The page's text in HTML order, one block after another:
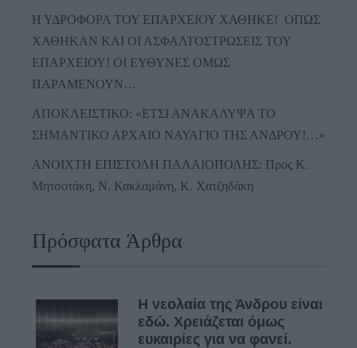
Η ΥΔΡΟΦΟΡΑ ΤΟΥ ΕΠΑΡΧΕΙΟΥ ΧΑΘΗΚΕ! ΟΠΩΣ
ΧΑΘΗΚΑΝ ΚΑΙ ΟΙ ΑΣΦΑΛΤΟΣΤΡΩΣΕΙΣ ΤΟΥ
ΕΠΑΡΧΕΙΟΥ! ΟΙ ΕΥΘΥΝΕΣ ΟΜΩΣ
ΠΑΡΑΜΕΝΟΥΝ…
ΑΠΟΚΛΕΙΣΤΙΚΟ: «ΕΤΣΙ ΑΝΑΚΑΛΥΨΑ ΤΟ
ΣΗΜΑΝΤΙΚΟ ΑΡΧΑΙΟ ΝΑΥΑΓΙΟ ΤΗΣ ΑΝΔΡΟΥ!…»
ΑΝΟΙΧΤΗ ΕΠΙΣΤΟΛΗ ΠΑΛΑΙΟΠΟΛΗΣ: Προς K.
Μητσοτάκη, N. Κακλαμάνη, K. Χατζηδάκη
Πρόσφατα Άρθρα
Η νεολαία της Άνδρου είναι
εδώ. Χρειάζεται όμως
ευκαιρίες για να φανεί.